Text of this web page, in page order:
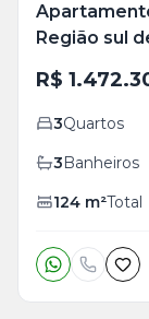
Região sul
R$
3Quartos
3Banheiros
124 m²Total